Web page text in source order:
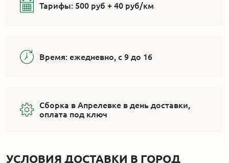
Тарифы: 500 руб + 40 руб/км
Время: ежедневно, с 9 до 16
Сборка в Апрелевке в день доставки,
оплата под ключ
УСЛОВИЯ ДОСТАВКИ В ГОРОД